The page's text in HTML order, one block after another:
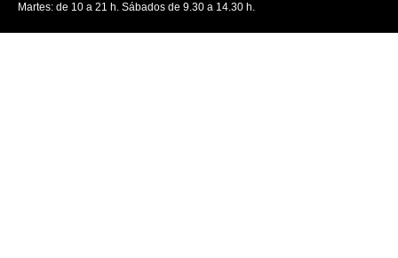
Martes: de 10 a 21 h. Sábados de 9.30 a 14.30 h.